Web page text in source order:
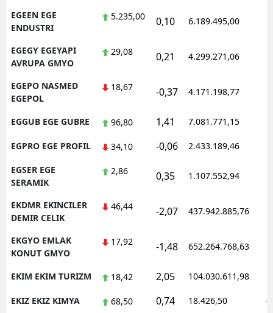
EGEEN EGE
ENDUSTRI
5.235,00 0,10 6.189.495,00
EGEGY EGEYAPI
AVRUPA GMYO
29,08 0,21 4.299.271,06
EGEPO NASMED
EGEPOL
18,67 -0,37 4.171.198,77
EGGUB EGE GUBRE 96,80 1,41 7.081.771,15
EGPRO EGE PROFIL 34,10 -0,06 2.433.189,46
EGSER EGE
SERAMIK
2,86 0,35 1.107.552,94
EKDMR EKINCILER
DEMIR CELIK
46,44 -2,07 437.942.885,76
EKGYO EMLAK
KONUT GMYO
17,92 -1,48 652.264.768,63
EKIM EKIM TURIZM 18,42 2,05 104.030.611,98
EKIZ EKIZ KIMYA 68,50 0,74 18.426,50